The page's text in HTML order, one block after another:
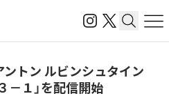
ントン ルビンシュタイン
－１」を配信開始